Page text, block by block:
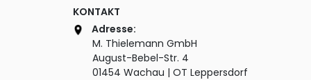
KONTAKT
Adresse:
M. Thielemann GmbH
August-Bebel-Str. 4
01454 Wachau | OT Leppersdorf